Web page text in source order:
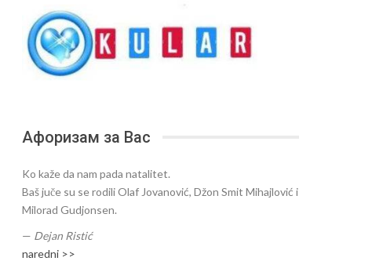
Афоризам за Вас
Ko kaže da nam pada natalitet.
Baš juče su se rodili Olaf Jovanović, Džon Smit Mihajlović i
Milorad Gudjonsen.
— Dejan Ristić
naredni >>